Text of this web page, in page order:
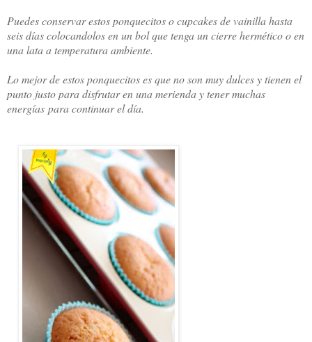
Puedes conservar estos ponquecitos o cupcakes de vainilla hasta
seis días colocandolos en un bol que tenga un cierre hermético o en
una lata a temperatura ambiente.
Lo mejor de estos ponquecitos es que no son muy dulces y tienen el
punto justo para disfrutar en una merienda y tener muchas
energías para continuar el día.